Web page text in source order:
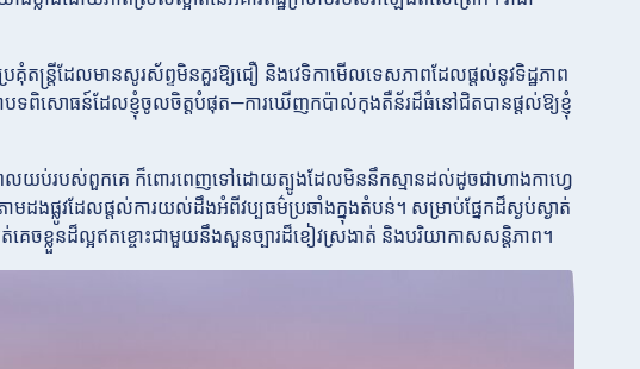
តន្ត្រីដែលមានសូរស័ព្ទមិនគួរឱ្យជឿ និងវេទិកាមើលទេសភាពដែលផ្តល់នូវទិដ្ឋភាព
ាបទពិសោធន៍ដែលខ្ញុំចូលចិត្តបំផុត—ការឃើញកប៉ាល់កុងតឺន័រដ៏ធំនៅជិតបានផ្តល់ឱ្យខ្ញុំ
យប់របស់ពួកគេ ក៏ពោរពេញទៅដោយត្បូងដែលមិននឹកស្មានដល់ដូចជាហាងកាហ្វេ
ដងផ្លូវ​ដែល​ផ្តល់​ការយល់ដឹង​អំពី​វប្បធម៌​ប្រឆាំង​ក្នុង​តំបន់។ សម្រាប់ផ្នែកដ៏ស្ងប់ស្ងាត់
រត់គេចខ្លួនដ៏ល្អឥតខ្ចោះជាមួយនឹងសួនច្បារដ៏ខៀវស្រងាត់ និងបរិយាកាសសន្តិភាព។